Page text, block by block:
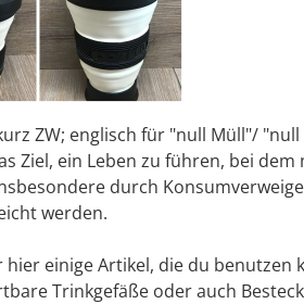
ZW; englisch für "null Müll"/
Ziel, ein Leben zu führen, bei
durch
werden.
einige Artikel, die du benutzen
Trinkgefäße oder auch